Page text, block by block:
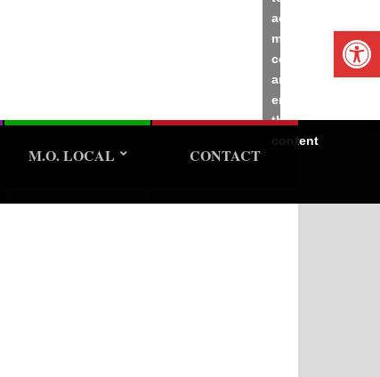
accept
marketing
cookies
and
enable
this
content
M.O. LOCAL CONTACT